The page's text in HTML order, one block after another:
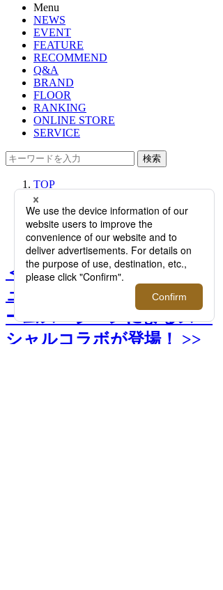
Menu
NEWS
EVENT
FEATURE
RECOMMEND
Q&A
BRAND
FLOOR
RANKING
ONLINE STORE
SERVICE
検索
TOP
PHOTO
＜ヨウジヤマモト＞｜ビジュアルア
ーティスト、ジェームス・ジーンに
よるスペシャルコラボが登場！
＜ヨウジヤマモト＞｜ビジ
ュアルアーティスト、ジェ
ームス・ジーンによるスペ
シャルコラボが登場！ >>